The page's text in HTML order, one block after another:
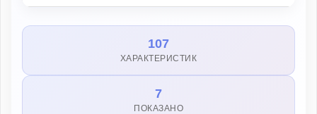
107
ХАРАКТЕРИСТИК
7
ПОКАЗАНО